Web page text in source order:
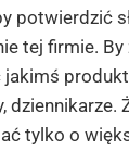
potwierdzić
tej firmie.
dziennikarze.
tylko o